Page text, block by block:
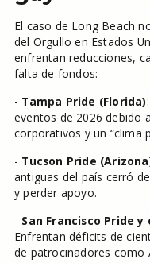
El caso de Long Beach
del Orgullo en Estados
enfrentan reducciones,
falta de fondos:
- Tampa Pride (Florida)
eventos de 2026 debido
corporativos y un “clima
- Tucson Pride
antiguas del país cerró
y perder apoyo.
- San Francisco Pride
Enfrentan déficits de
de patrocinadores como